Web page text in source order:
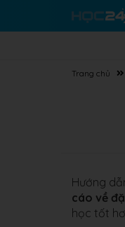
Trang chủ
Hướng
cáo về
học tốt